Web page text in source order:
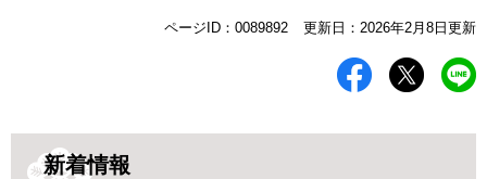
ページID：0089892 更新日：2026年2月8日更新
新着情報